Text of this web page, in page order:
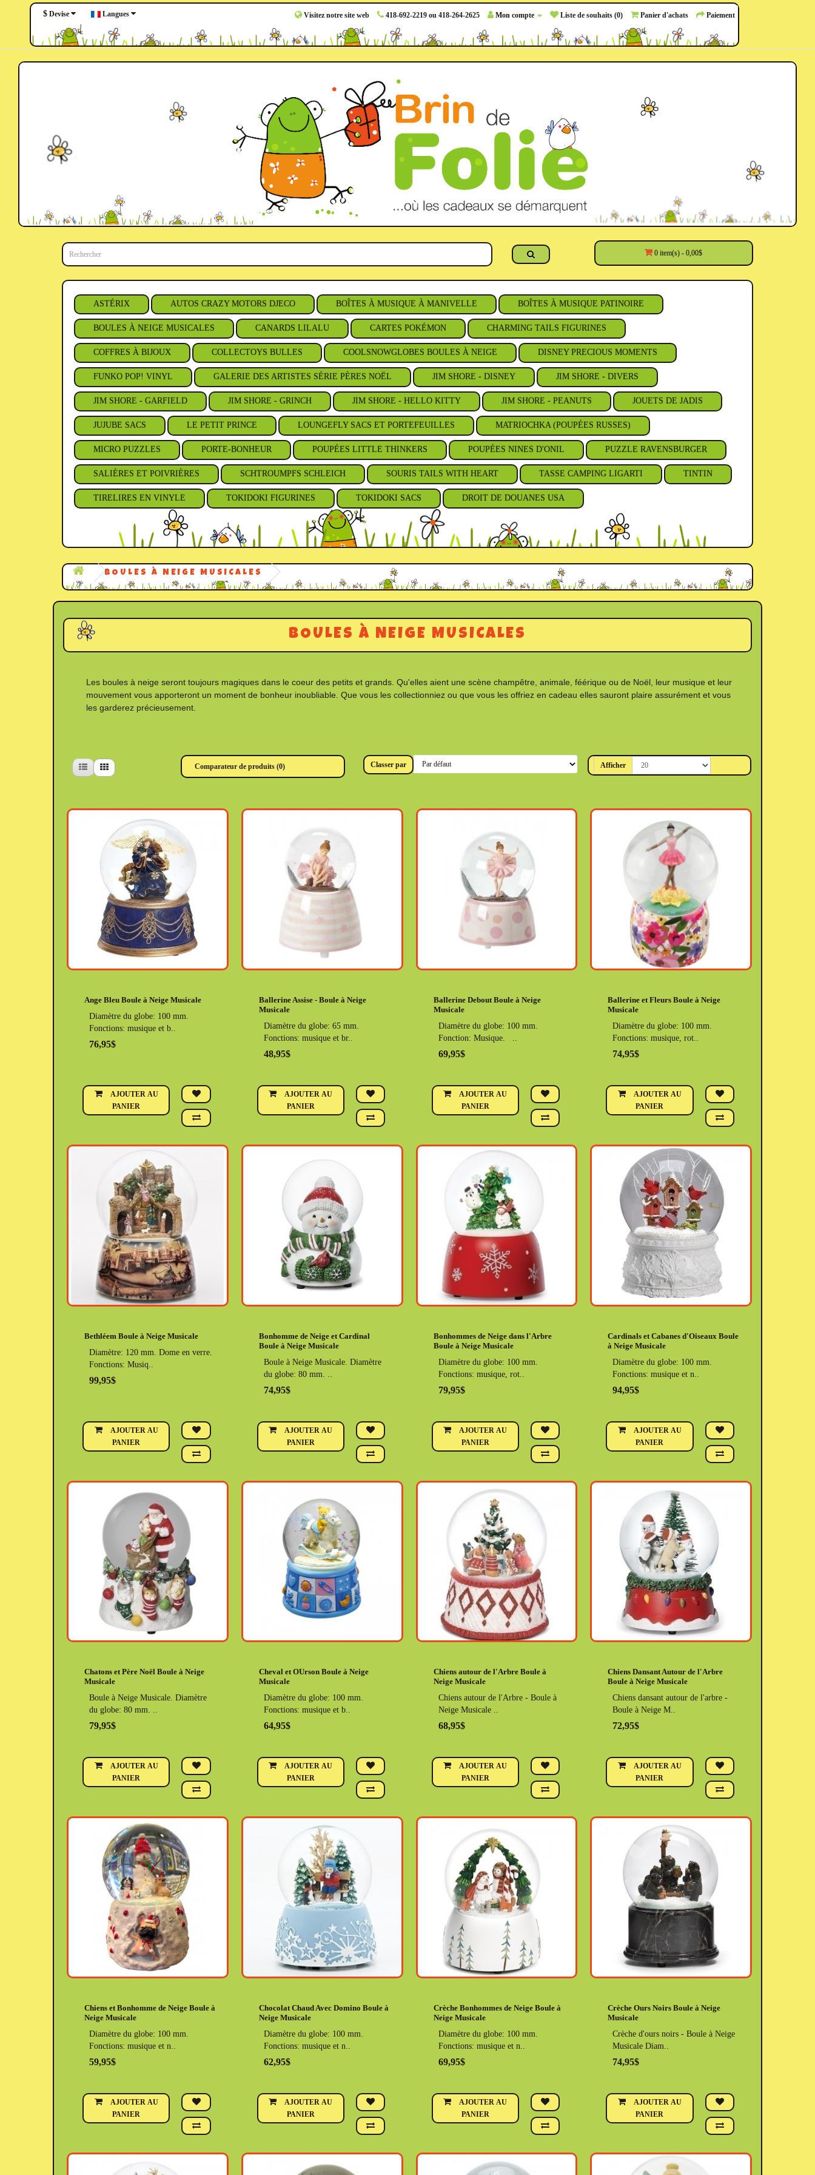
$ Devise Langues Visitez notre site web 418-692-2219 ou 418-264-2625 Mon compte Liste de souhaits (0) Panier d'achats Paiement
0 item(s) - 0,00$
ASTÉRIX AUTOS CRAZY MOTORS DJECO BOÎTES À MUSIQUE À MANIVELLE BOÎTES À MUSIQUE PATINOIRE
BOULES À NEIGE MUSICALES CANARDS LILALU CARTES POKÉMON CHARMING TAILS FIGURINES
COFFRES À BIJOUX COLLECTOYS BULLES COOLSNOWGLOBES BOULES À NEIGE DISNEY PRECIOUS MOMENTS
FUNKO POP! VINYL GALERIE DES ARTISTES SÉRIE PÈRES NOËL JIM SHORE - DISNEY JIM SHORE - DIVERS
JIM SHORE - GARFIELD JIM SHORE - GRINCH JIM SHORE - HELLO KITTY JIM SHORE - PEANUTS JOUETS DE JADIS
JUJUBE SACS LE PETIT PRINCE LOUNGEFLY SACS ET PORTEFEUILLES MATRIOCHKA (POUPÉES RUSSES)
MICRO PUZZLES PORTE-BONHEUR POUPÉES LITTLE THINKERS POUPÉES NINES D'ONIL PUZZLE RAVENSBURGER
SALIÈRES ET POIVRIÈRES SCHTROUMPFS SCHLEICH SOURIS TAILS WITH HEART TASSE CAMPING LIGARTI TINTIN
TIRELIRES EN VINYLE TOKIDOKI FIGURINES TOKIDOKI SACS DROIT DE DOUANES USA
BOULES À NEIGE MUSICALES
BOULES À NEIGE MUSICALES
Les boules à neige seront toujours magiques dans le coeur des petits et grands. Qu'elles aient une scène champêtre, animale, féérique ou de Noël, leur musique et leur
mouvement vous apporteront un moment de bonheur inoubliable. Que vous les collectionniez ou que vous les offriez en cadeau elles sauront plaire assurément et vous
les garderez précieusement.
Comparateur de produits (0) Classer par Afficher
Ange Bleu Boule à Neige Musicale
Diamètre du globe: 100 mm.
Fonctions: musique et b..
76,95$
AJOUTER AU
PANIER
Ballerine Assise - Boule à Neige
Musicale
Diamètre du globe: 65 mm.
Fonctions: musique et br..
48,95$
AJOUTER AU
PANIER
Ballerine Debout Boule à Neige
Musicale
Diamètre du globe: 100 mm.
Fonction: Musique. ..
69,95$
AJOUTER AU
PANIER
Ballerine et Fleurs Boule à Neige
Musicale
Diamètre du globe: 100 mm.
Fonctions: musique, rot..
74,95$
AJOUTER AU
PANIER
Bethléem Boule à Neige Musicale
Diamètre: 120 mm. Dome en verre.
Fonctions: Musiq..
99,95$
AJOUTER AU
PANIER
Bonhomme de Neige et Cardinal
Boule à Neige Musicale
Boule à Neige Musicale. Diamètre
du globe: 80 mm. ..
74,95$
AJOUTER AU
PANIER
Bonhommes de Neige dans l'Arbre
Boule à Neige Musicale
Diamètre du globe: 100 mm.
Fonctions: musique, rot..
79,95$
AJOUTER AU
PANIER
Cardinals et Cabanes d'Oiseaux Boule
à Neige Musicale
Diamètre du globe: 100 mm.
Fonctions: musique et n..
94,95$
AJOUTER AU
PANIER
Chatons et Père Noël Boule à Neige
Musicale
Boule à Neige Musicale. Diamètre
du globe: 80 mm. ..
79,95$
AJOUTER AU
PANIER
Cheval et OUrson Boule à Neige
Musicale
Diamètre du globe: 100 mm.
Fonctions: musique et b..
64,95$
AJOUTER AU
PANIER
Chiens autour de l'Arbre Boule à
Neige Musicale
Chiens autour de l'Arbre - Boule à
Neige Musicale ..
68,95$
AJOUTER AU
PANIER
Chiens Dansant Autour de l'Arbre
Boule à Neige Musicale
Chiens dansant autour de l'arbre -
Boule à Neige M..
72,95$
AJOUTER AU
PANIER
Chiens et Bonhomme de Neige Boule à
Neige Musicale
Diamètre du globe: 100 mm.
Fonctions: musique et n..
59,95$
AJOUTER AU
PANIER
Chocolat Chaud Avec Domino Boule à
Neige Musicale
Diamètre du globe: 100 mm.
Fonctions: musique et n..
62,95$
AJOUTER AU
PANIER
Crèche Bonhommes de Neige Boule à
Neige Musicale
Diamètre du globe: 100 mm.
Fonctions: musique et n..
69,95$
AJOUTER AU
PANIER
Crèche Ours Noirs Boule à Neige
Musicale
Crèche d'ours noirs - Boule à Neige
Musicale Diam..
74,95$
AJOUTER AU
PANIER